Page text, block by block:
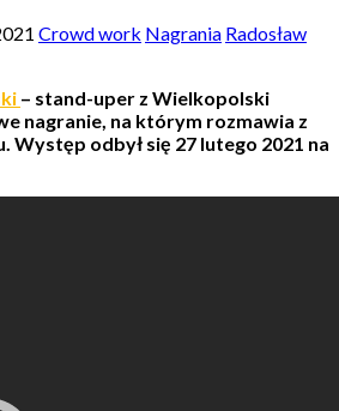
Crowd work Nagrania Radosław
– stand-uper z Wielkopolski
nagranie, na którym rozmawia z
Występ odbył się 27 lutego 2021 na